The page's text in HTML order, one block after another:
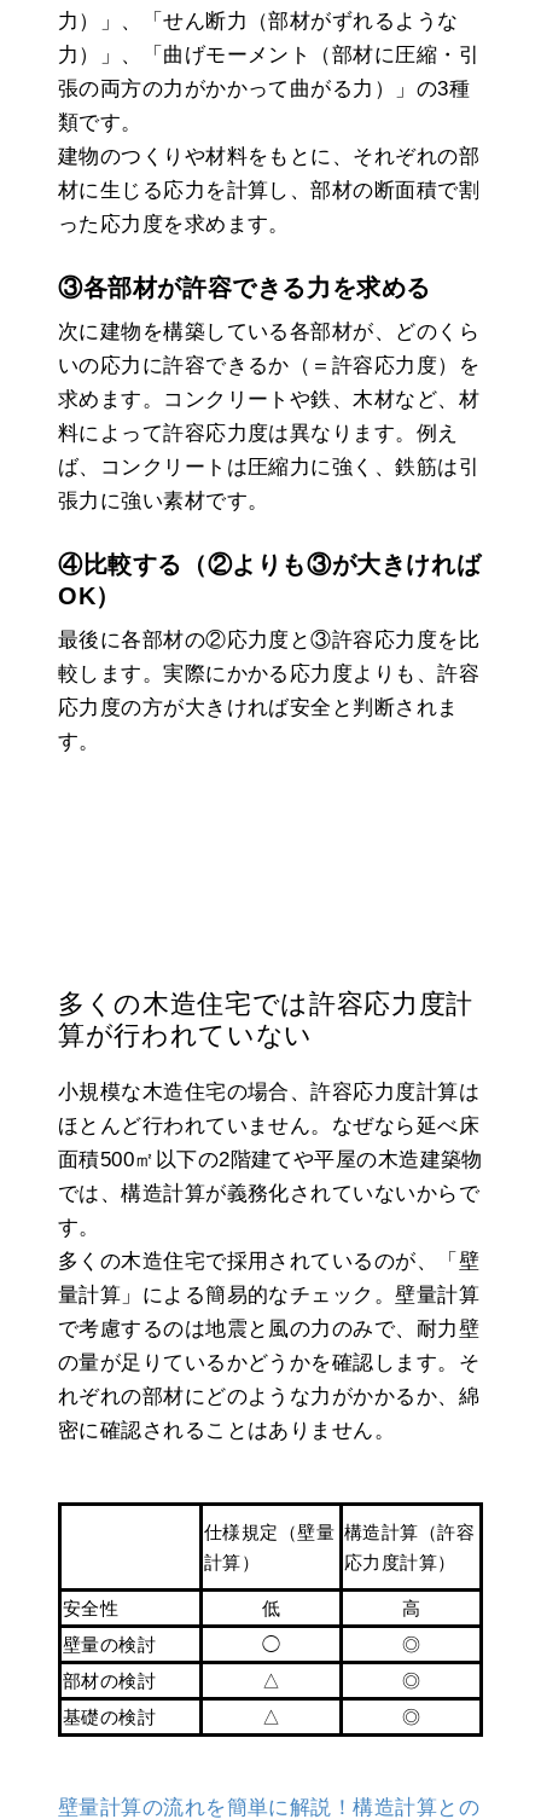
力）」、「せん断力（部材がずれるような
力）」、「曲げモーメント（部材に圧縮・引
張の両方の力がかかって曲がる力）」の3種
類です。
建物のつくりや材料をもとに、それぞれの部
材に生じる応力を計算し、部材の断面積で割
った応力度を求めます。
③各部材が許容できる力を求める
次に建物を構築している各部材が、どのくら
いの応力に許容できるか（＝許容応力度）を
求めます。コンクリートや鉄、木材など、材
料によって許容応力度は異なります。例え
ば、コンクリートは圧縮力に強く、鉄筋は引
張力に強い素材です。
④比較する（②よりも③が大きければ
OK）
最後に各部材の②応力度と③許容応力度を比
較します。実際にかかる応力度よりも、許容
応力度の方が大きければ安全と判断されま
す。
多くの木造住宅では許容応力度計
算が行われていない
小規模な木造住宅の場合、許容応力度計算は
ほとんど行われていません。なぜなら延べ床
面積500㎡以下の2階建てや平屋の木造建築物
では、構造計算が義務化されていないからで
す。
多くの木造住宅で採用されているのが、「壁
量計算」による簡易的なチェック。壁量計算
で考慮するのは地震と風の力のみで、耐力壁
の量が足りているかどうかを確認します。そ
れぞれの部材にどのような力がかかるか、綿
密に確認されることはありません。
仕様規定（壁量
計算）
構造計算（許容
応力度計算）
安全性 低
高
壁量の検討
◯
◎
部材の検討
△
◎
基礎の検討
△ ◎
壁量計算の流れを簡単に解説！構造計算との